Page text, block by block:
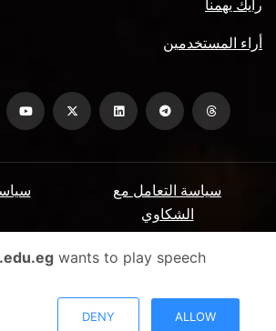
رأيك يهمنا
أراء المستخدمين
سياسة التعامل مع
الشكاوي
ميثاق المتعاملين
wants to play speech
DENY ALLOW